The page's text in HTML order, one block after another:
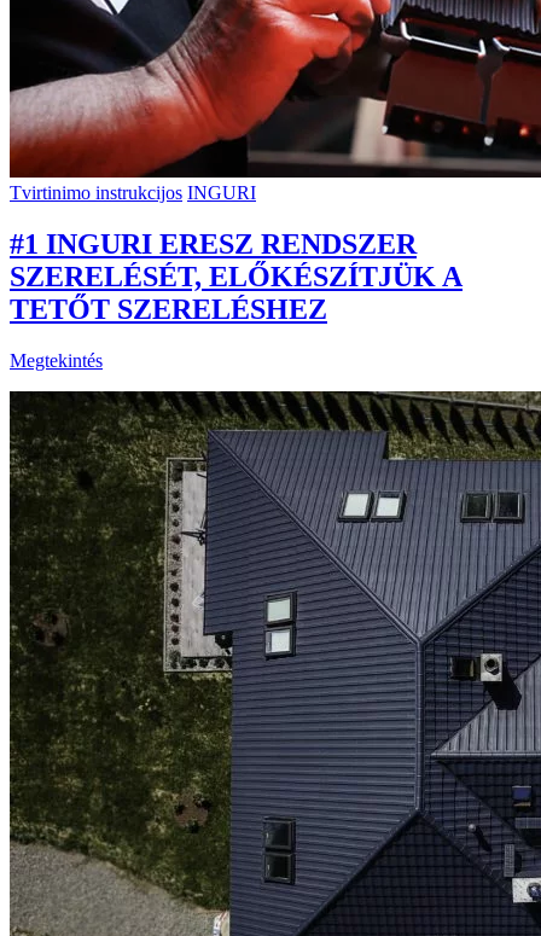
Tvirtinimo instrukcijos INGURI
#1 INGURI ERESZ RENDSZER
SZERELÉSÉT, ELŐKÉSZÍTJÜK A
TETŐT SZERELÉSHEZ
Megtekintés